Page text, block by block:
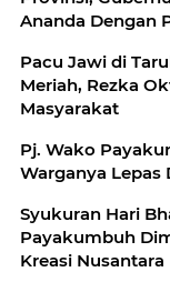
Ananda Dengan
Pacu Jawi di
Meriah, Rezka
Masyarakat
Pj. Wako
Warganya Lepas
Syukuran Hari
Payakumbuh
Kreasi Nusantara